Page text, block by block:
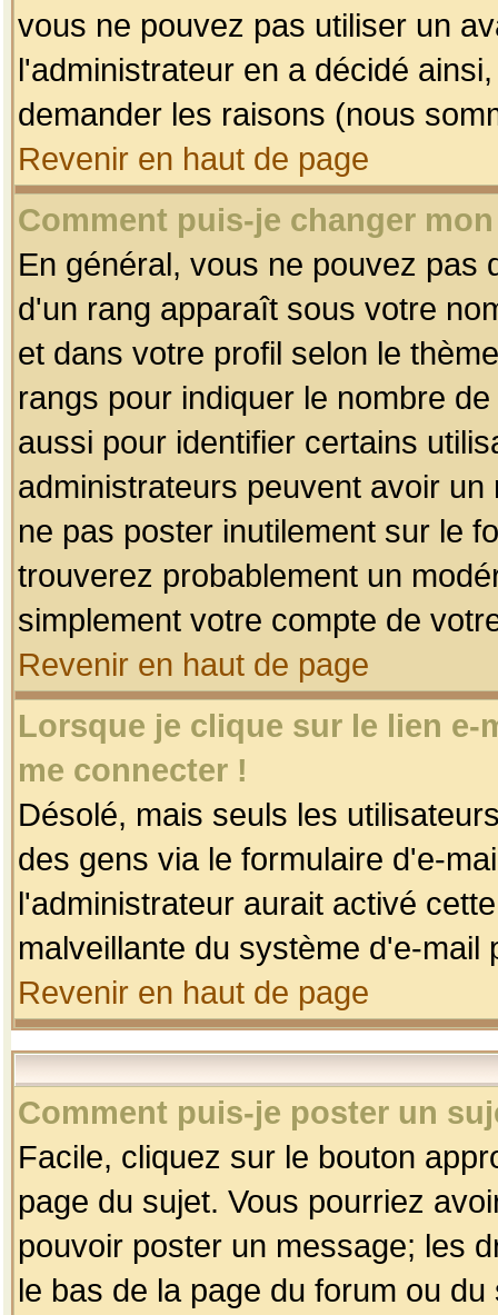
vous ne pouvez pas utiliser un
l'administrateur en a décidé
demander les raisons (nous
Revenir en haut de page
Comment puis-je changer
En général, vous ne pouvez pas
d'un rang apparaît sous votre
et dans votre profil selon le
rangs pour indiquer le nombre
aussi pour identifier certains
administrateurs peuvent avoir
ne pas poster inutilement sur le
trouverez probablement un
simplement votre compte de
Revenir en haut de page
Lorsque je clique sur le lien
me connecter !
Désolé, mais seuls les
des gens via le formulaire d'e-
l'administrateur aurait activé
malveillante du système d'e-
Revenir en haut de page
Comment puis-je poster un
Facile, cliquez sur le bouton
page du sujet. Vous pourriez
pouvoir poster un message; les
le bas de la page du forum ou